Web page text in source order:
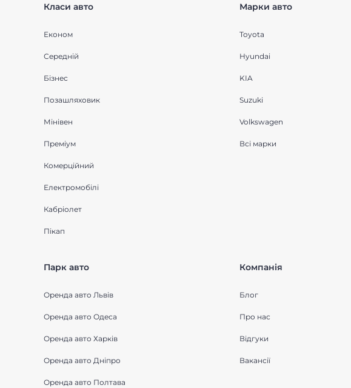
Класи авто
Економ
Середнiй
Бізнес
Позашляховик
Мінівен
Преміум
Комерційний
Електромобілі
Кабріолет
Пікап
Марки авто
Toyota
Hyundai
KIA
Suzuki
Volkswagen
Всі марки
Парк авто
Оренда авто Львів
Оренда авто Одеса
Оренда авто Харків
Оренда авто Дніпро
Оренда авто Полтава
Компанія
Блог
Про нас
Відгуки
Вакансії